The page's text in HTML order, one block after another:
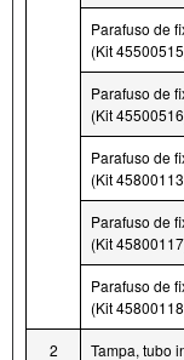
Parafuso de
(Kit
Parafuso de
(Kit
Parafuso de
(Kit
Parafuso de
(Kit
Parafuso de
(Kit
2 Tampa, tubo